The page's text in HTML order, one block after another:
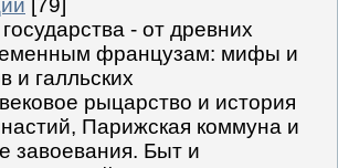
[79]
- от древних
французам: мифы и
и галльских
рыцарство и история
Парижская коммуна и
завоевания. Быт и